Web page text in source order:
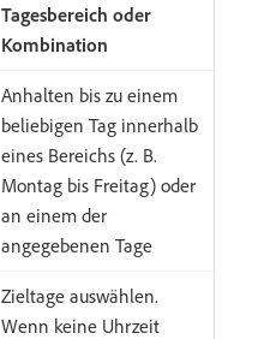
Tagesbereich oder
Kombination
Anhalten bis zu einem
beliebigen Tag innerhalb
eines Bereichs (z. B.
Montag bis Freitag) oder
an einem der
angegebenen Tage
Zieltage auswählen.
Wenn keine Uhrzeit